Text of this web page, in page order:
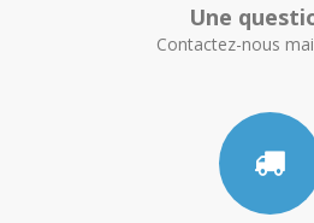
Une
Contactez-nous